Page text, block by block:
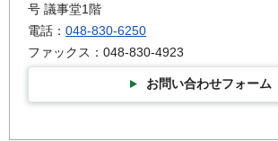
号 議事堂1階
電話： 048-830-6250
ファックス：048-830-4923
お問い合わせフォーム